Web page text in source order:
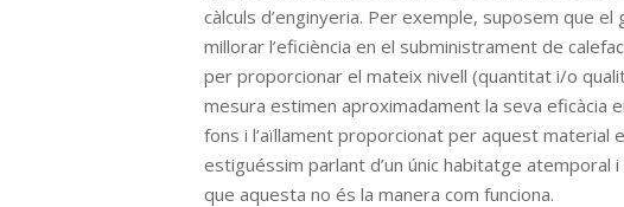
càlculs d’enginyeria. Per exemple, suposem que
millorar l’eficiència en el subministrament de
per proporcionar el mateix nivell (quantitat i/o
mesura estimen aproximadament la seva eficàcia
fons i l’aïllament proporcionat per aquest material
estiguéssim parlant d’un únic habitatge atemporal
que aquesta no és la manera com funciona.